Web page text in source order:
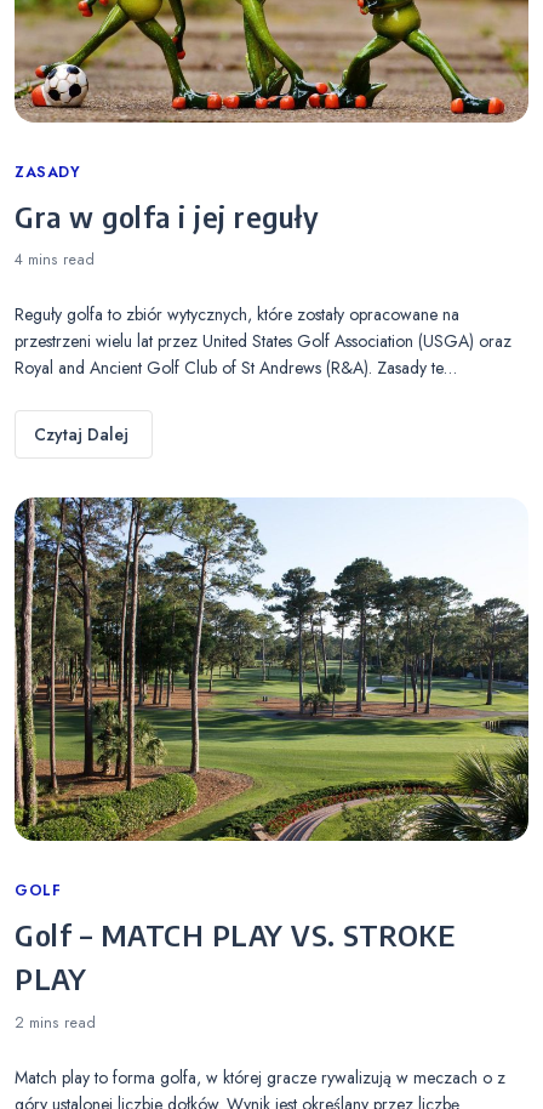
Categories
ZASADY
Gra w golfa i jej reguły
4 mins read
Reguły golfa to zbiór wytycznych, które zostały opracowane na
przestrzeni wielu lat przez United States Golf Association (USGA) oraz
Royal and Ancient Golf Club of St Andrews (R&A). Zasady te…
Czytaj Dalej
Categories
GOLF
Golf – MATCH PLAY VS. STROKE
PLAY
2 mins read
Match play to forma golfa, w której gracze rywalizują w meczach o z
góry ustalonej liczbie dołków. Wynik jest określany przez liczbę